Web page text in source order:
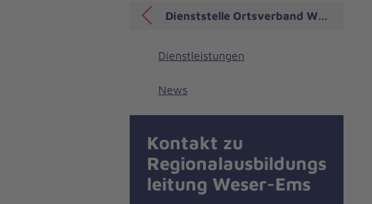
Dienststelle Ortsverband Wittmund
Dienstleistungen
News
Kontakt zu
Regionalausbildungs
leitung Weser-Ems